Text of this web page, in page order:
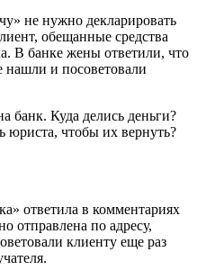
не нужно декларировать
обещанные средства
В банке жены ответили, что
нашли и посоветовали
банк. Куда делись деньги?
юриста, чтобы их вернуть?
ответила в комментариях
отправлена по адресу,
клиенту еще раз